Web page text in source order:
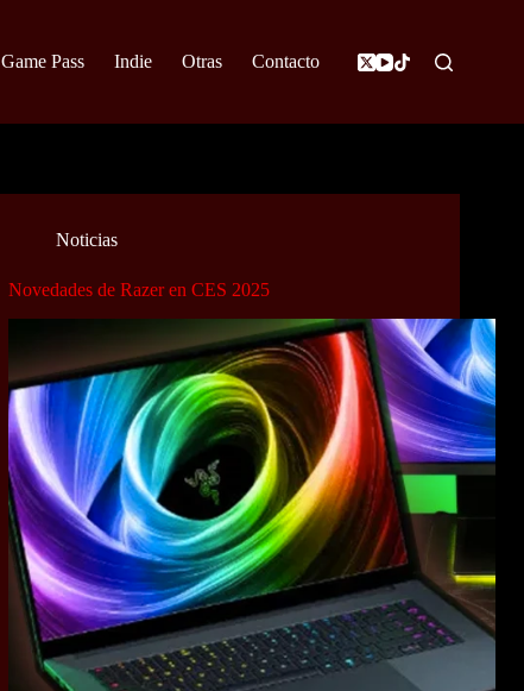
Game Pass Indie Otras Contacto
Noticias
Novedades de Razer en CES 2025